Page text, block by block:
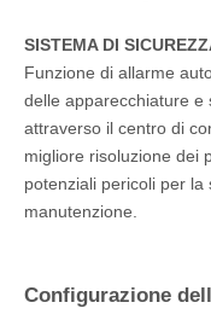
SISTEMA DI
Funzione di allarme
delle apparecchiature e
attraverso il centro di
migliore risoluzione dei
potenziali pericoli per
manutenzione.
Configurazione